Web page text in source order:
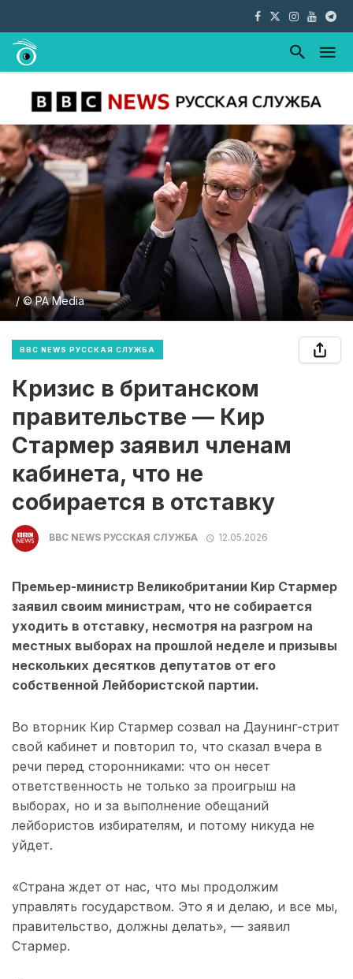
/ © PA Media
BBC NEWS РУССКАЯ СЛУЖБА
Кризис в британском
правительстве — Кир
Стармер заявил членам
кабинета, что не
собирается в отставку
BBC NEWS РУССКАЯ СЛУЖБА 12.05.2026
Премьер-министр Великобритании Кир Стармер
заявил своим министрам, что не собирается
уходить в отставку, несмотря на разгром на
местных выборах на прошлой неделе и призывы
нескольких десятков депутатов от его
собственной Лейбористской партии.
Во вторник Кир Стармер созвал на Даунинг-стрит
свой кабинет и повторил то, что сказал вчера в
речи перед сторонниками: что он несет
ответственность не только за проигрыш на
выборах, но и за выполнение обещаний
лейбористов избирателям, и потому никуда не
уйдет.
«Страна ждет от нас, что мы продолжим
управлять государством. Это я и делаю, и все мы,
правительство, должны делать», — заявил
Стармер.